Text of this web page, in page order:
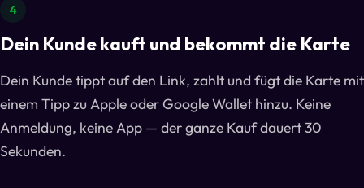
4
Dein Kunde kauft und bekommt die Karte
Dein Kunde tippt auf den Link, zahlt und fügt die Karte mit
einem Tipp zu Apple oder Google Wallet hinzu. Keine
Anmeldung, keine App — der ganze Kauf dauert 30
Sekunden.